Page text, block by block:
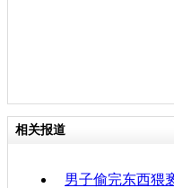
相关报道
男子偷完东西猥